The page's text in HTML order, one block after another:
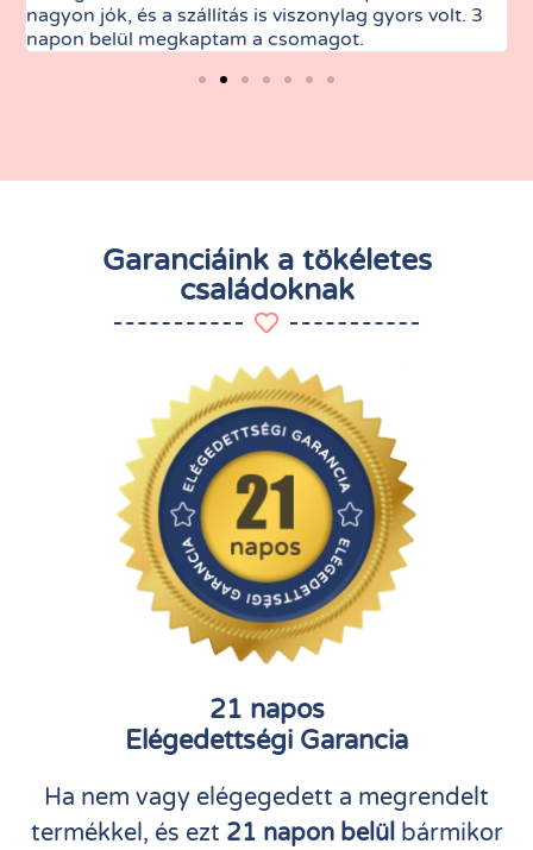
nagyon jók, és a szállítás is viszonylag gyors volt. 3
napon belül megkaptam a csomagot.
Garanciáink a tökéletes
családoknak
21 napos
Elégedettségi Garancia
Ha nem vagy elégegedett a megrendelt
termékkel, és ezt 21 napon belülbármikor